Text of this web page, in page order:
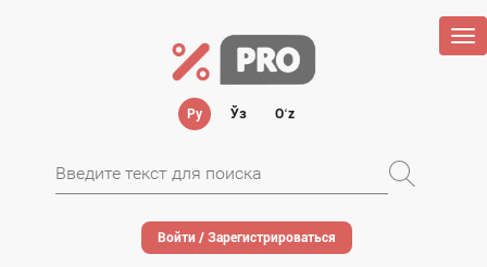
Ру Ўз Oʻz
Войти / Зарегистрироваться